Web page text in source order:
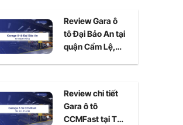
Review Gara ô
tô Đại Bảo An tại
quận Cẩm Lệ,
Review chi tiết
Gara ô tô
CCMFast tại Thủ